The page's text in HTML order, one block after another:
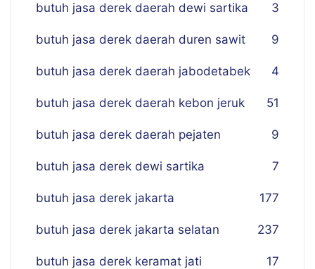
butuh jasa derek daerah dewi sartika 3
butuh jasa derek daerah duren sawit 9
butuh jasa derek daerah jabodetabek 4
butuh jasa derek daerah kebon jeruk 51
butuh jasa derek daerah pejaten 9
butuh jasa derek dewi sartika 7
butuh jasa derek jakarta 177
butuh jasa derek jakarta selatan 237
butuh jasa derek keramat jati 17